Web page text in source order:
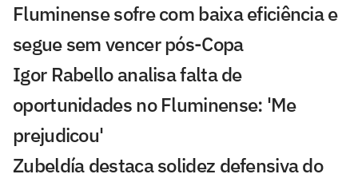
Fluminense sofre com baixa eficiência e
segue sem vencer pós-Copa
Igor Rabello analisa falta de
oportunidades no Fluminense: 'Me
prejudicou'
Zubeldía destaca solidez defensiva do